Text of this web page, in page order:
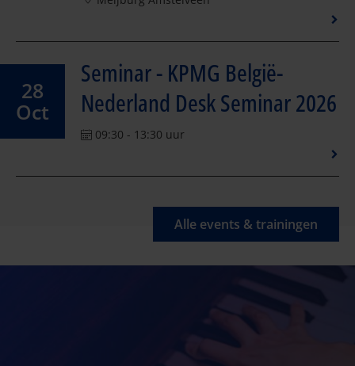
28
Oct
Seminar - KPMG België-
Nederland Desk Seminar 2026
09:30 - 13:30 uur
Alle events & trainingen